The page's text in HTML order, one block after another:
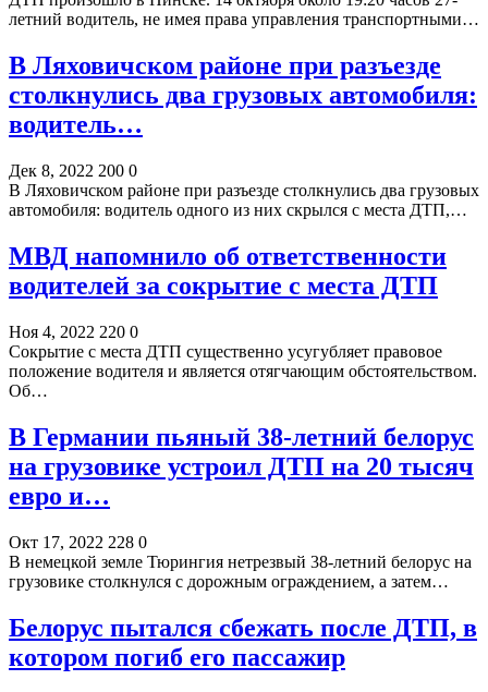
летний водитель, не имея права управления транспортными…
В Ляховичском районе при разъезде
столкнулись два грузовых автомобиля:
водитель…
Дек 8, 2022 200 0
В Ляховичском районе при разъезде столкнулись два грузовых
автомобиля: водитель одного из них скрылся с места ДТП,…
МВД напомнило об ответственности
водителей за сокрытие с места ДТП
Ноя 4, 2022 220 0
Сокрытие с места ДТП существенно усугубляет правовое
положение водителя и является отягчающим обстоятельством.
Об…
В Германии пьяный 38-летний белорус
на грузовике устроил ДТП на 20 тысяч
евро и…
Окт 17, 2022 228 0
В немецкой земле Тюрингия нетрезвый 38-летний белорус на
грузовике столкнулся с дорожным ограждением, а затем…
Белорус пытался сбежать после ДТП, в
котором погиб его пассажир